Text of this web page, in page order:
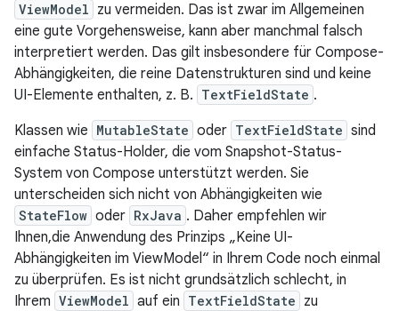
ViewModel zu vermeiden. Das ist zwar im Allgemeinen
eine gute Vorgehensweise, kann aber manchmal falsch
interpretiert werden. Das gilt insbesondere für Compose-
Abhängigkeiten, die reine Datenstrukturen sind und keine
UI-Elemente enthalten, z. B. TextFieldState .
Klassen wie MutableState oder TextFieldState sind
einfache Status-Holder, die vom Snapshot-Status-
System von Compose unterstützt werden. Sie
unterscheiden sich nicht von Abhängigkeiten wie
StateFlow oder RxJava . Daher empfehlen wir
Ihnen,die Anwendung des Prinzips „Keine UI-
Abhängigkeiten im ViewModel“ in Ihrem Code noch einmal
zu überprüfen. Es ist nicht grundsätzlich schlecht, in
Ihrem ViewModel auf ein TextFieldState zu